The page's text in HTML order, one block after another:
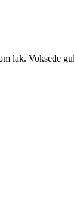
lak. Voksede